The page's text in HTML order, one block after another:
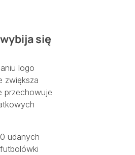
się
logo
zwiększa
przechowuje
udanych